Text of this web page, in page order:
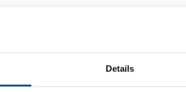
Details
Daten sehr ernst. Wir behandeln